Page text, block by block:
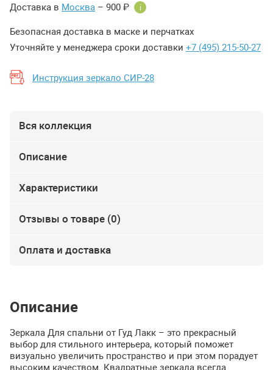
Доставка в Москва – 900 ₽ i
Безопасная доставка в маске и перчатках
Уточняйте у менеджера сроки доставки +7 (495) 215-50-27
Инструкция зеркало СИР-28
Вся коллекция
Описание
Характеристики
Отзывы о товаре (0)
Оплата и доставка
Описание
Зеркала Для спальни от Гуд Лакк – это прекрасный
выбор для стильного интерьера, который поможет
визуально увеличить пространство и при этом порадует
высоким качеством. Квадратные зеркала всегда